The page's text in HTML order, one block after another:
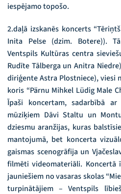
iespējamo topošo.
2.daļā izskanēs koncerts
Inita Pelse (dzim. Botere)).
Ventspils Kultūras centra
Rudīte Tālberga un Anitra
diriģente Astra Plostniece), viesi
koris “Pärnu Mihkel Lüdig Male
Īpaši koncertam, sadarbībā
mūziķiem Dāvi Staltu un
dziesmu aranžijas, kuras
mantojumā, bet koncerta
gaismas scenogrāfija un
filmēti videomateriāli. Koncertā
jauniešiem no vasaras skolas
turpinātājiem – Ventspils